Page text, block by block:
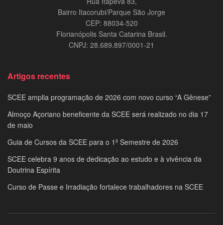
Bairro Itacorubi/Parque São Jorge
CEP: 88034-520
Florianópolis Santa Catarina Brasil.
CNPJ: 28.689.897/0001-21
Artigos recentes
SCEE amplia programação de 2026 com novo curso “A Gênese”
Almoço Açoriano beneficente da SCEE será realizado no dia 17
de maio
Guia de Cursos da SCEE para o 1º Semestre de 2026
SCEE celebra 9 anos de dedicação ao estudo e à vivência da
Doutrina Espírita
Curso de Passe e Irradiação fortalece trabalhadores na SCEE